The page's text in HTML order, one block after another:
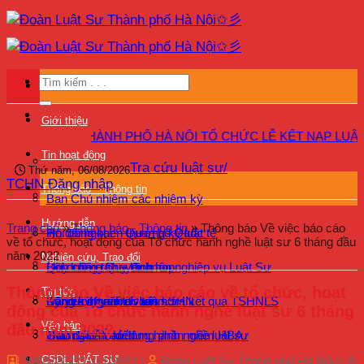
Bỏ
qua
nội
Giới thiệu
Ban Chủ nhiệm các nhiệm kỳ
Hội đồng khen thưởng kỷ luật
Quy chế – Quy định
Kỷ yếu 40 năm Đoàn LSHN
Tin hoạt động
Tin đối ngoại – Quan hệ Quốc tế
Bồi dưỡng chuyên môn nghiệp vụ Luật Sư
Bảo vệ quyền lợi luật sư
Giám sát hoạt động hành nghề luật sư
Thông báo – Thông tin
Lịch công tác – Lịch họp
Bồi dưỡng – Đào tạo
Hướng dẫn
Đăng ký tham dự kiểm tra kết quả TSHNLS
Hướng dẫn sử dụng phần mềm HBA
Nghiên cứu, Trao đổi
Trao đổi – Ý kiến
Tin tức
Văn bản
CSDL LUẬT SƯ
SƯ THÀNH PHỐ HÀ NỘI TỔ CHỨC LỄ KẾT NẠP LUẬT SƯ
Thứ năm, 06/08/2026Tra cứu luật sư/
TCHN Đăng nhập
Trang chủ»Thông báo - Thông tin»Thông báo Về việc báo cáo
về tổ chức, hoạt động của Tổ chức hành nghề luật sư 6 tháng đầu
năm 2022
Thông báo Về việc báo cáo về tổ chức, hoạt
động của Tổ chức hành nghề luật sư 6 tháng
đầu năm 2022
30/05/202211/11/2022 |
Đoàn Luật Sư Thành phố Hà Nội✩彡